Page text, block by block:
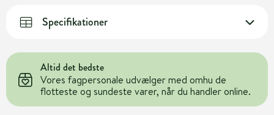
Specifikationer
Altid det bedste
Vores fagpersonale udvælger med omhu de
flotteste og sundeste varer, når du handler online.